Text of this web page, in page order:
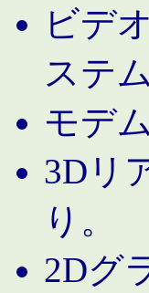
ビデ
ステ
モデ
3Dリ
り。
2Dグ